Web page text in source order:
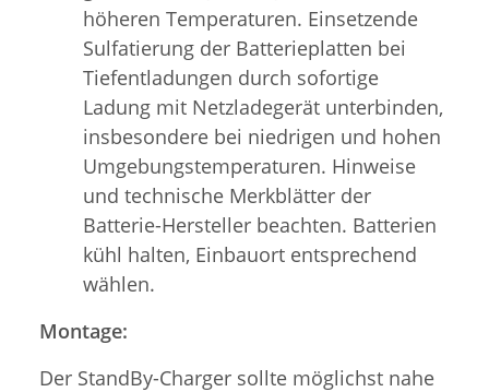
höheren Temperaturen. Einsetzende
Sulfatierung der Batterieplatten bei
Tiefentladungen durch sofortige
Ladung mit Netzladegerät unterbinden,
insbesondere bei niedrigen und hohen
Umgebungstemperaturen. Hinweise
und technische Merkblätter der
Batterie-Hersteller beachten. Batterien
kühl halten, Einbauort entsprechend
wählen.
Montage:
Der StandBy-Charger sollte möglichst nahe